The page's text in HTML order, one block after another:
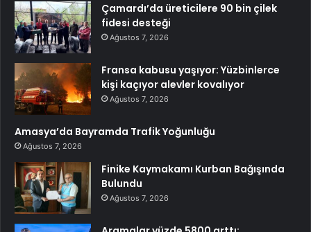
Çamardı’da üreticilere 90 bin çilek
fidesi desteği
Ağustos 7, 2026
Fransa kabusu yaşıyor: Yüzbinlerce
kişi kaçıyor alevler kovalıyor
Ağustos 7, 2026
Amasya’da Bayramda Trafik Yoğunluğu
Ağustos 7, 2026
Finike Kaymakamı Kurban Bağışında
Bulundu
Ağustos 7, 2026